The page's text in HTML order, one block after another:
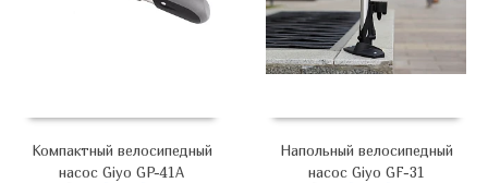
Компактный велосипедный
насос Giyo GP-41A
Напольный велосипедный
насос Giyo GF-31